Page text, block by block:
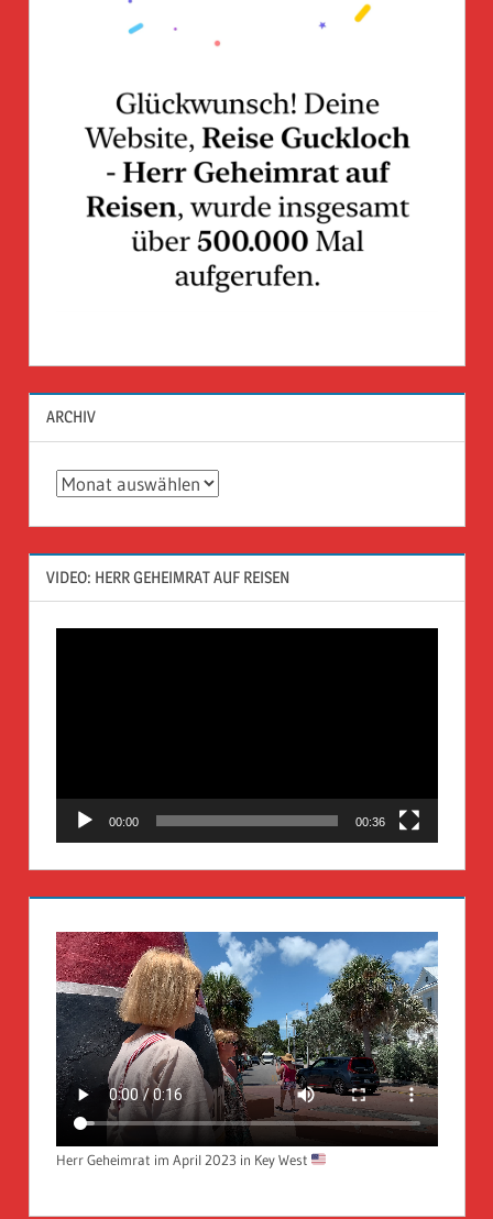
ARCHIV
Archiv
VIDEO: HERR GEHEIMRAT AUF REISEN
00:00 00:36
Herr Geheimrat im April 2023 in Key West